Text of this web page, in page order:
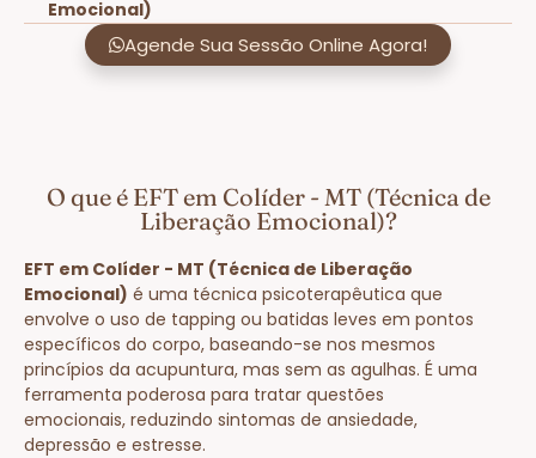
Emocional)
Agende Sua Sessão Online Agora!
O que é EFT em Colíder - MT (Técnica de
Liberação Emocional)?
EFT em Colíder - MT (Técnica de Liberação
Emocional) é uma técnica psicoterapêutica que
envolve o uso de tapping ou batidas leves em pontos
específicos do corpo, baseando-se nos mesmos
princípios da acupuntura, mas sem as agulhas. É uma
ferramenta poderosa para tratar questões
emocionais, reduzindo sintomas de ansiedade,
depressão e estresse.